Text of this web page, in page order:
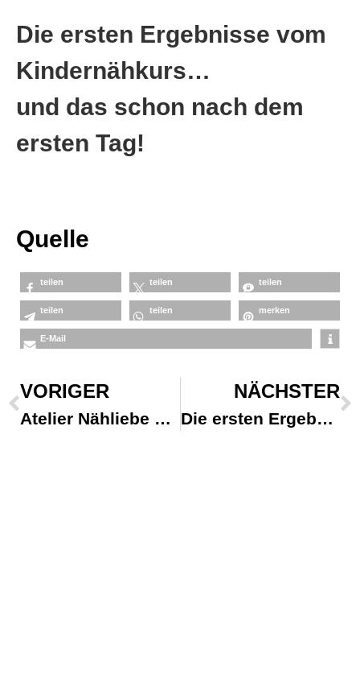
Die ersten Ergebnisse vom
Kindernähkurs…
und das schon nach dem
ersten Tag!
Quelle
teilen teilen teilen
teilen teilen merken
E-Mail
VORIGER
Atelier Nähliebe added a new photo.
NÄCHSTER
Die ersten Ergebnisse vom Kindernähkurs….